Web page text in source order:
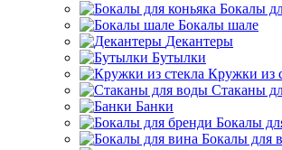
Бокалы
Бокалы шале
Декантеры
Бутылки
Кружки из
Стаканы
Банки
Бокалы
Бокалы для